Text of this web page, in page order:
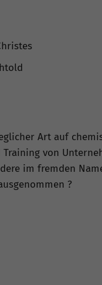
Art auf
von
im fremden
?